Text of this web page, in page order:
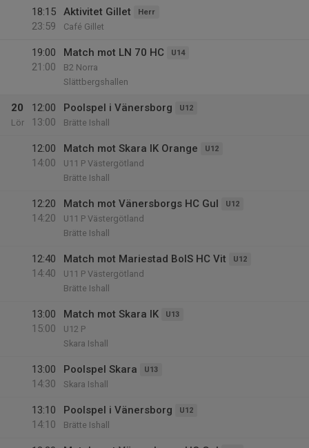
18:15
23:59
Aktivitet Gillet Herr
Café Gillet
19:00
21:00
Match mot LN 70 HC U14
B2 Norra
Slättbergshallen
20
Lör
12:00
13:00
Poolspel i Vänersborg U12
Brätte Ishall
12:00
14:00
Match mot Skara IK Orange U12
U11 P Västergötland
Brätte Ishall
12:20
14:20
Match mot Vänersborgs HC Gul U12
U11 P Västergötland
Brätte Ishall
12:40
14:40
Match mot Mariestad BoIS HC Vit U12
U11 P Västergötland
Brätte Ishall
13:00
15:00
Match mot Skara IK U13
U12 P
Skara Ishall
13:00
14:30
Poolspel Skara U13
Skara Ishall
13:10
14:10
Poolspel i Vänersborg U12
Brätte Ishall